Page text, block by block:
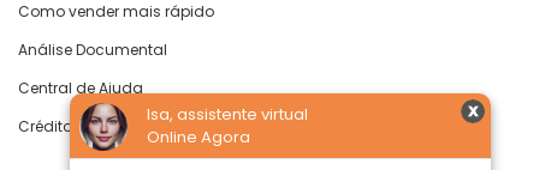
Isa, assistente virtual
Online Agora
Como vender mais rápido
Análise Documental
Central de Ajuda
Crédito com Garantia de Imóvel